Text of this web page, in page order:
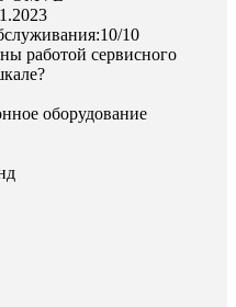
10
работой сервисного
оборудование